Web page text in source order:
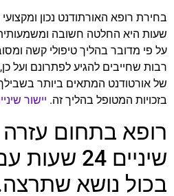
שעות היא החלטה חשובה
על פי מדובר בהליך טיפולי קשה
רבות שחייבים להגיע לפתרונם ועל
של אורטודנט המתאים ביותר
בזכויות המטופל בהליך זה. יישור
רופא בתחום
שיניים 24
בכול נושא